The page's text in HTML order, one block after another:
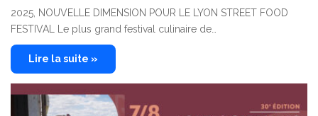
2025, NOUVELLE DIMENSION POUR LE LYON STREET FOOD
FESTIVAL Le plus grand festival culinaire de…
Lire la suite »